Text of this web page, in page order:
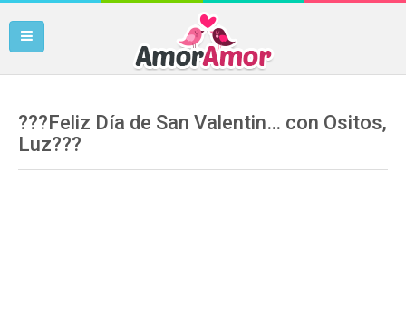
???Feliz Día de San Valentin… con Ositos,
Luz???